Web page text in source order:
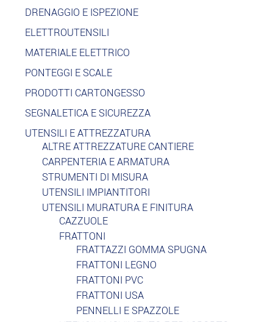
DRENAGGIO E ISPEZIONE
ELETTROUTENSILI
MATERIALE ELETTRICO
PONTEGGI E SCALE
PRODOTTI CARTONGESSO
SEGNALETICA E SICUREZZA
UTENSILI E ATTREZZATURA
ALTRE ATTREZZATURE CANTIERE
CARPENTERIA E ARMATURA
STRUMENTI DI MISURA
UTENSILI IMPIANTITORI
UTENSILI MURATURA E FINITURA
CAZZUOLE
FRATTONI
FRATTAZZI GOMMA SPUGNA
FRATTONI LEGNO
FRATTONI PVC
FRATTONI USA
PENNELLI E SPAZZOLE